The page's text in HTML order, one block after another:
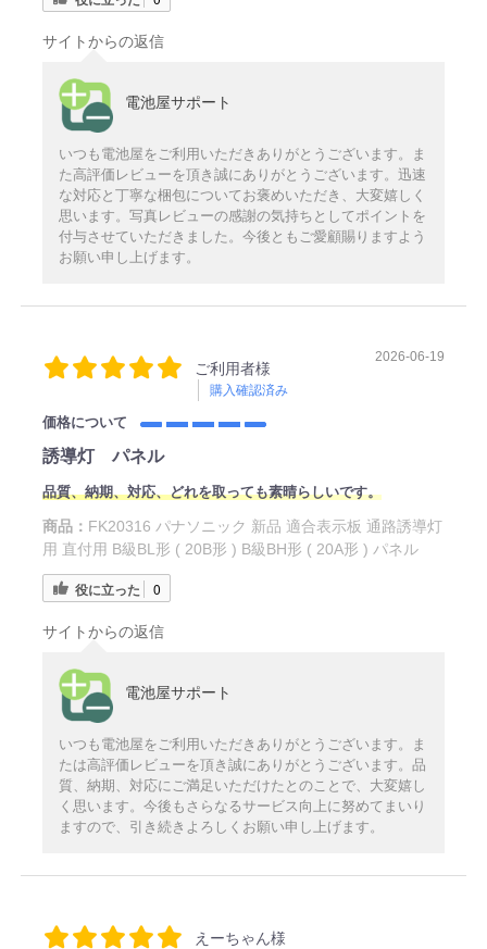
サイトからの返信
電池屋サポート
いつも電池屋をご利用いただきありがとうございます。ま
た高評価レビューを頂き誠にありがとうございます。迅速
な対応と丁寧な梱包についてお褒めいただき、大変嬉しく
思います。写真レビューの感謝の気持ちとしてポイントを
付与させていただきました。今後ともご愛顧賜りますよう
お願い申し上げます。
ご利用者様
購入確認済み
2026-06-19
価格について
誘導灯 パネル
品質、納期、対応、どれを取っても素晴らしいです。
商品： FK20316 パナソニック 新品 適合表示板 通路誘導灯
用 直付用 B級BL形 ( 20B形 ) B級BH形 ( 20A形 ) パネル
役に立った 0
サイトからの返信
電池屋サポート
いつも電池屋をご利用いただきありがとうございます。ま
たは高評価レビューを頂き誠にありがとうございます。品
質、納期、対応にご満足いただけたとのことで、大変嬉し
く思います。今後もさらなるサービス向上に努めてまいり
ますので、引き続きよろしくお願い申し上げます。
えーちゃん様